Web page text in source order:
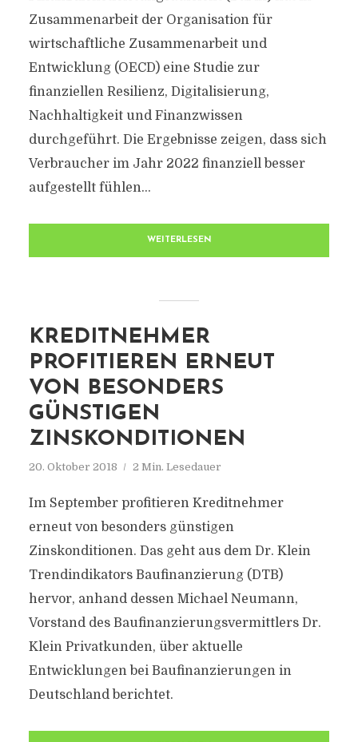
Zusammenarbeit der Organisation für
wirtschaftliche Zusammenarbeit und
Entwicklung (OECD) eine Studie zur
finanziellen Resilienz, Digitalisierung,
Nachhaltigkeit und Finanzwissen
durchgeführt. Die Ergebnisse zeigen, dass sich
Verbraucher im Jahr 2022 finanziell besser
aufgestellt fühlen...
WEITERLESEN
KREDITNEHMER
PROFITIEREN ERNEUT
VON BESONDERS
GÜNSTIGEN
ZINSKONDITIONEN
20. Oktober 2018 2 Min. Lesedauer
Im September profitieren Kreditnehmer
erneut von besonders günstigen
Zinskonditionen. Das geht aus dem Dr. Klein
Trendindikators Baufinanzierung (DTB)
hervor, anhand dessen Michael Neumann,
Vorstand des Baufinanzierungsvermittlers Dr.
Klein Privatkunden, über aktuelle
Entwicklungen bei Baufinanzierungen in
Deutschland berichtet.